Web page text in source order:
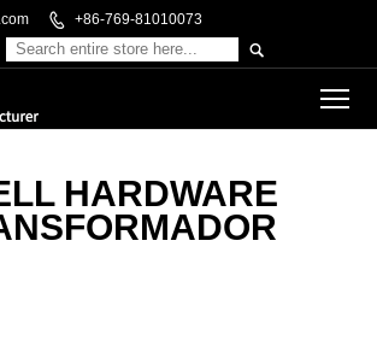
 +86-769-81010073

HARDWARE